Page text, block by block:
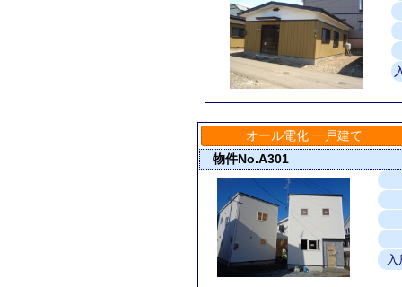
オール電化 一戸建て
物件No.A301
入